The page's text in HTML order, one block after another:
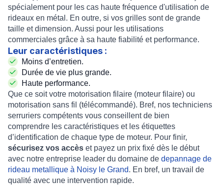
spécialement pour les cas haute fréquence d'utilisation de
rideaux en métal . En outre, si vos grilles sont de grande
taille et dimension. Aussi pour les utilisations
commerciales grâce à sa haute fiabilité et performance.
Leur caractéristiques :
Moins d’entretien.
Durée de vie plus grande.
Haute performance.
Que ce soit votre motorisation filaire (moteur filaire) ou
motorisation sans fil (télécommandé). Bref, nos techniciens
serruriers compétents vous conseillent de bien
comprendre les caractéristiques et les étiquettes
d’identification de chaque type de moteur. Pour finir,
sécurisez vos accès et payez un prix fixé dès le début
avec notre entreprise leader du domaine de depannage de
rideau metallique à Noisy le Grand. En bref, un travail de
qualité avec une intervention rapide.